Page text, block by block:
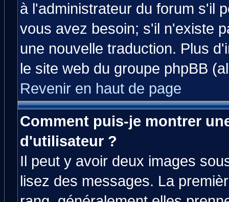
à l'administrateur du forum s'il
vous avez besoin; s'il n'existe
une nouvelle traduction. Plus
le site web du groupe phpBB
Revenir en haut de page
Comment puis-je montrer
d'utilisateur ?
Il peut y avoir deux images
lisez des messages. La